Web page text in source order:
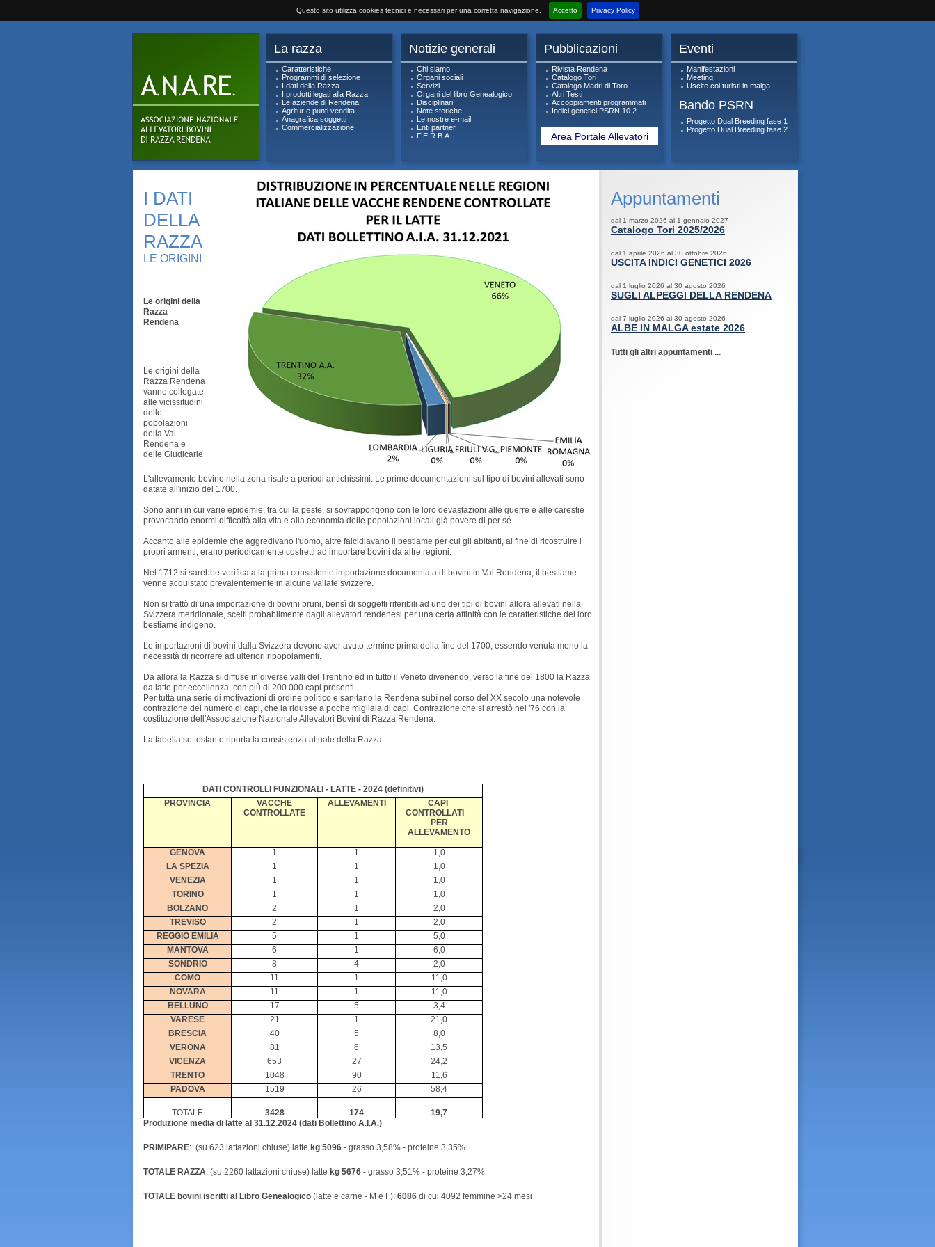
Questo sito utilizza cookies tecnici e necessari per una corretta navigazione. Accetto Privacy Policy
La razza
Caratteristiche
Programmi di selezione
I dati della Razza
I prodotti legati alla Razza
Le aziende di Rendena
Agritur e punti vendita
Anagrafica soggetti
Commercializzazione
Notizie generali
Chi siamo
Organi sociali
Servizi
Organi del libro Genealogico
Disciplinari
Note storiche
Le nostre e-mail
Enti partner
F.E.R.B.A.
Pubblicazioni
Rivista Rendena
Catalogo Tori
Catalogo Madri di Toro
Altri Testi
Accoppiamenti programmati
Indici genetici PSRN 10.2
Area Portale Allevatori
Eventi
Manifestazioni
Meeting
Uscite coi turisti in malga
Bando PSRN
Progetto Dual Breeding fase 1
Progetto Dual Breeding fase 2
I DATI
DELLA
RAZZA
LE ORIGINI
Le origini della
Razza
Rendena
Le origini della
Razza Rendena
vanno collegate
alle vicissitudini
delle
popolazioni
della Val
Rendena e
delle Giudicarie
L'allevamento bovino nella zona risale a periodi antichissimi. Le prime documentazioni sul tipo di bovini allevati sono
datate all'inizio del 1700.
Sono anni in cui varie epidemie, tra cui la peste, si sovrappongono con le loro devastazioni alle guerre e alle carestie
provocando enormi difficoltà alla vita e alla economia delle popolazioni locali già povere di per sé.
Accanto alle epidemie che aggredivano l'uomo, altre falcidiavano il bestiame per cui gli abitanti, al fine di ricostruire i
propri armenti, erano periodicamente costretti ad importare bovini da altre regioni.
Nel 1712 si sarebbe verificata la prima consistente importazione documentata di bovini in Val Rendena; il bestiame
venne acquistato prevalentemente in alcune vallate svizzere.
Non si trattò di una importazione di bovini bruni, bensì di soggetti riferibili ad uno dei tipi di bovini allora allevati nella
Svizzera meridionale, scelti probabilmente dagli allevatori rendenesi per una certa affinità con le caratteristiche del loro
bestiame indigeno.
Le importazioni di bovini dalla Svizzera devono aver avuto termine prima della fine del 1700, essendo venuta meno la
necessità di ricorrere ad ulteriori ripopolamenti.
Da allora la Razza si diffuse in diverse valli del Trentino ed in tutto il Veneto divenendo, verso la fine del 1800 la Razza
da latte per eccellenza, con più di 200.000 capi presenti.
Per tutta una serie di motivazioni di ordine politico e sanitario la Rendena subì nel corso del XX secolo una notevole
contrazione del numero di capi, che la ridusse a poche migliaia di capi. Contrazione che si arrestò nel '76 con la
costituzione dell'Associazione Nazionale Allevatori Bovini di Razza Rendena.
La tabella sottostante riporta la consistenza attuale della Razza:
DATI CONTROLLI FUNZIONALI - LATTE - 2024 (definitivi)
PROVINCIA
VACCHE
CONTROLLATE
ALLEVAMENTI
CAPI
CONTROLLATI
PER
ALLEVAMENTO
GENOVA 1 1
1,0
LA SPEZIA
1 1
1,0
VENEZIA
1 1
1,0
TORINO
1 1
1,0
BOLZANO
2 1
2,0
TREVISO
2 1
2,0
REGGIO EMILIA
5 1
5,0
MANTOVA
6 1
6,0
SONDRIO
8 4
2,0
COMO
11 1
11,0
NOVARA
11 1
11,0
BELLUNO
17 5
3,4
VARESE
21 1
21,0
BRESCIA
40 5
8,0
VERONA
81 6
13,5
VICENZA
653 27
24,2
TRENTO
1048 90
11,6
PADOVA
1519 26 58,4
TOTALE 3428 174
19,7
Produzione media di latte al 31.12.2024 (dati Bollettino A.I.A.)
PRIMIPARE: (su 623 lattazioni chiuse) latte kg 5096 - grasso 3,58% - proteine 3,35%
TOTALE RAZZA: (su 2260 lattazioni chiuse) latte kg 5676 - grasso 3,51% - proteine 3,27%
TOTALE bovini iscritti al Libro Genealogico (latte e carne - M e F): 6086 di cui 4092 femmine >24 mesi
Appuntamenti
dal 1 marzo 2026 al 1 gennaio 2027
Catalogo Tori 2025/2026
dal 1 aprile 2026 al 30 ottobre 2026
USCITA INDICI GENETICI 2026
dal 1 luglio 2026 al 30 agosto 2026
SUGLI ALPEGGI DELLA RENDENA
dal 7 luglio 2026 al 30 agosto 2026
ALBE IN MALGA estate 2026
Tutti gli altri appuntamenti ...